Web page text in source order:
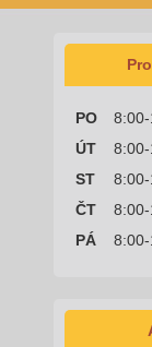
PO
ÚT
ST
ČT
PÁ